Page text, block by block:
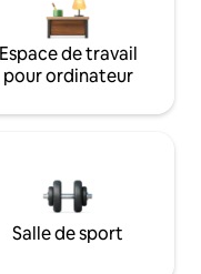
Espace de travail
pour ordinateur
Salle de sport